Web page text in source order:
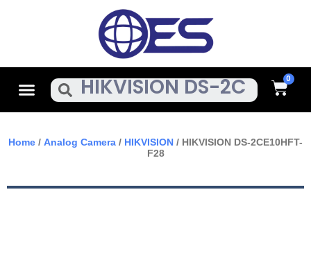
MenuSearch Cart
Home / Analog Camera / HIKVISION / HIKVISION DS-2CE10HFT-
F28